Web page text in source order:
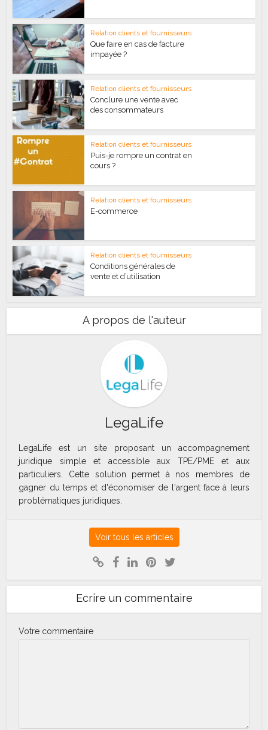
Relation clients et fournisseurs
Que faire en cas de facture
impayée ?
Relation clients et fournisseurs
Conclure une vente avec
des consommateurs
Relation clients et fournisseurs
Puis-je rompre un contrat en
cours ?
Relation clients et fournisseurs
E-commerce
Relation clients et fournisseurs
Conditions générales de
vente et d’utilisation
A propos de l'auteur
LegaLife
LegaLife est un site proposant un accompagnement
juridique simple et accessible aux TPE/PME et aux
particuliers. Cette solution permet à nos membres de
gagner du temps et d'économiser de l'argent face à leurs
problématiques juridiques.
Voir tous les articles
Ecrire un commentaire
Votre commentaire